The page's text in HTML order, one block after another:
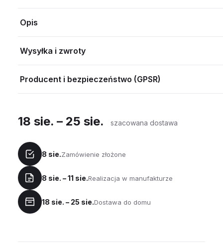
Opis
Wysyłka i zwroty
Producent i bezpieczeństwo (GPSR)
18 sie. – 25 sie. szacowana dostawa
8 sie.Zamówienie złożone
8 sie. – 11 sie.Realizacja w manufakturze
18 sie. – 25 sie.Dostawa do domu